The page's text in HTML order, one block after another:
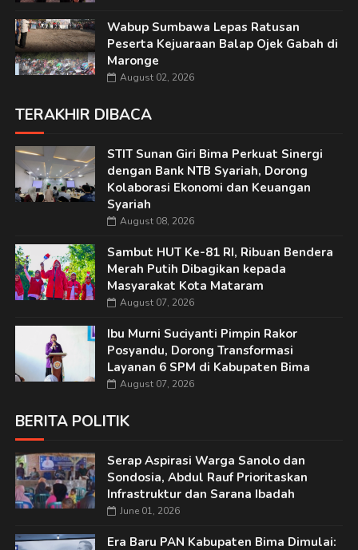
Wabup Sumbawa Lepas Ratusan
Peserta Kejuaraan Balap Ojek Gabah di
Maronge
August 02, 2026
TERAKHIR DIBACA
STIT Sunan Giri Bima Perkuat Sinergi
dengan Bank NTB Syariah, Dorong
Kolaborasi Ekonomi dan Keuangan
Syariah
August 08, 2026
Sambut HUT Ke-81 RI, Ribuan Bendera
Merah Putih Dibagikan kepada
Masyarakat Kota Mataram
August 07, 2026
Ibu Murni Suciyanti Pimpin Rakor
Posyandu, Dorong Transformasi
Layanan 6 SPM di Kabupaten Bima
August 07, 2026
BERITA POLITIK
Serap Aspirasi Warga Sanolo dan
Sondosia, Abdul Rauf Prioritaskan
Infrastruktur dan Sarana Ibadah
June 01, 2026
Era Baru PAN Kabupaten Bima Dimulai: